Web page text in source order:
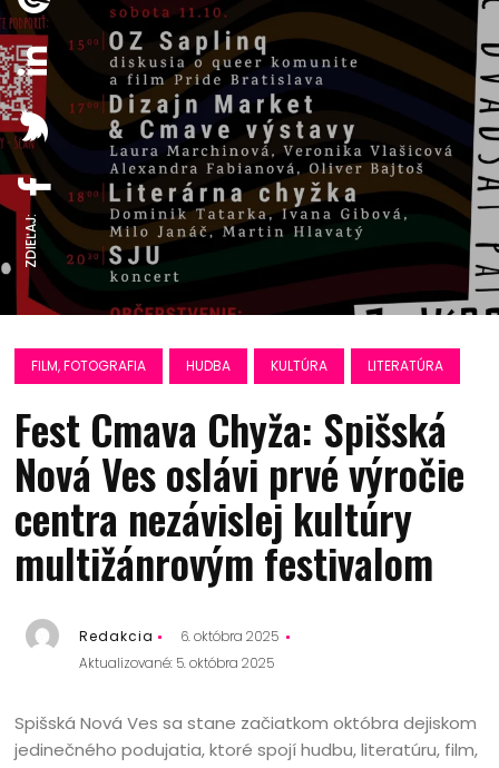
ZDIEĽAJ:
FILM, FOTOGRAFIA HUDBA KULTÚRA LITERATÚRA
Fest Cmava Chyža: Spišská
Nová Ves oslávi prvé výročie
centra nezávislej kultúry
multižánrovým festivalom
Redakcia
6. októbra 2025
Aktualizované: 5. októbra 2025
Spišská Nová Ves sa stane začiatkom októbra dejiskom
jedinečného podujatia, ktoré spojí hudbu, literatúru, film,